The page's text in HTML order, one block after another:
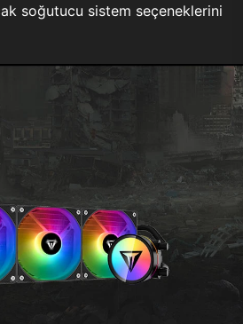
soğutucu sistem seçeneklerini